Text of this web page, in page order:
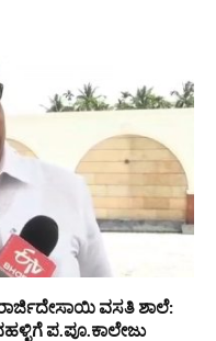
ವಸತಿ ಶಾಲೆ:
ಪ.ಪೂ.ಕಾಲೇಜು